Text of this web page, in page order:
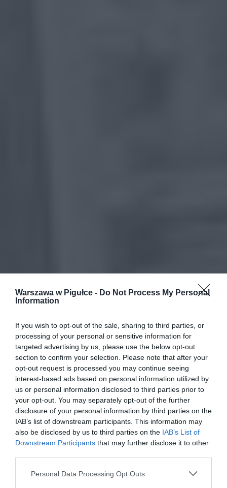
Warszawa w Pigułce - Do Not Process My Personal
Information
If you wish to opt-out of the sale, sharing to third parties, or
processing of your personal or sensitive information for
targeted advertising by us, please use the below opt-out
section to confirm your selection. Please note that after your
opt-out request is processed you may continue seeing
interest-based ads based on personal information utilized by
us or personal information disclosed to third parties prior to
your opt-out. You may separately opt-out of the further
disclosure of your personal information by third parties on the
IAB’s list of downstream participants. This information may
also be disclosed by us to third parties on the IAB’s List of
Downstream Participants that may further disclose it to other
Personal Data Processing Opt Outs